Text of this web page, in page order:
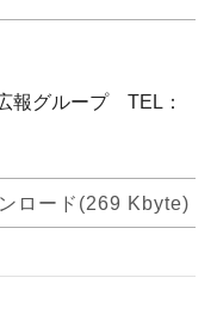
報グループ TEL：
ロード(269 Kbyte)